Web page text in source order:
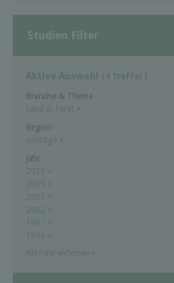
Studien Filter
Aktive Auswahl ( 1 Treffer )
Branche & Thema
Land & Forst ×
Region
sonstige ×
Jahr
2011
×
2009 ×
2007 ×
2002 ×
1997 ×
1996 ×